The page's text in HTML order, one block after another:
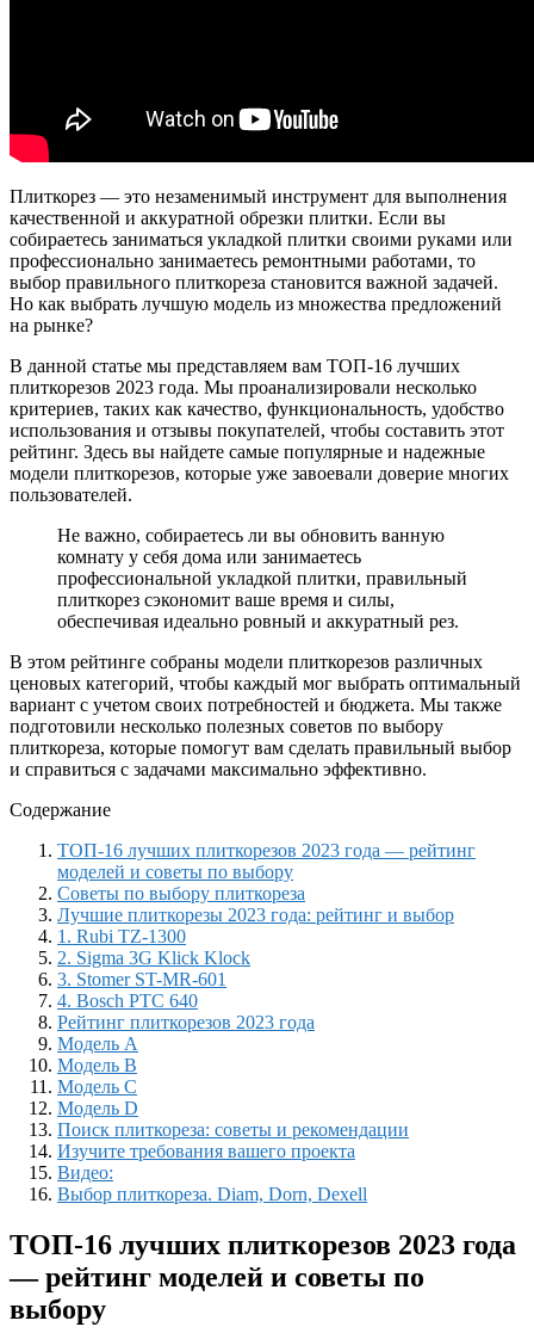
Плиткорез — это незаменимый инструмент для выполнения
качественной и аккуратной обрезки плитки. Если вы
собираетесь заниматься укладкой плитки своими руками или
профессионально занимаетесь ремонтными работами, то
выбор правильного плиткореза становится важной задачей.
Но как выбрать лучшую модель из множества предложений
на рынке?
В данной статье мы представляем вам ТОП-16 лучших
плиткорезов 2023 года. Мы проанализировали несколько
критериев, таких как качество, функциональность, удобство
использования и отзывы покупателей, чтобы составить этот
рейтинг. Здесь вы найдете самые популярные и надежные
модели плиткорезов, которые уже завоевали доверие многих
пользователей.
Не важно, собираетесь ли вы обновить ванную
комнату у себя дома или занимаетесь
профессиональной укладкой плитки, правильный
плиткорез сэкономит ваше время и силы,
обеспечивая идеально ровный и аккуратный рез.
В этом рейтинге собраны модели плиткорезов различных
ценовых категорий, чтобы каждый мог выбрать оптимальный
вариант с учетом своих потребностей и бюджета. Мы также
подготовили несколько полезных советов по выбору
плиткореза, которые помогут вам сделать правильный выбор
и справиться с задачами максимально эффективно.
Содержание
ТОП-16 лучших плиткорезов 2023 года — рейтинг
моделей и советы по выбору
Советы по выбору плиткореза
Лучшие плиткорезы 2023 года: рейтинг и выбор
1. Rubi TZ-1300
2. Sigma 3G Klick Klock
3. Stomer ST-MR-601
4. Bosch PTC 640
Рейтинг плиткорезов 2023 года
Модель A
Модель B
Модель C
Модель D
Поиск плиткореза: советы и рекомендации
Изучите требования вашего проекта
Видео:
Выбор плиткореза. Diam, Dorn, Dexell
ТОП-16 лучших плиткорезов 2023 года
— рейтинг моделей и советы по
выбору